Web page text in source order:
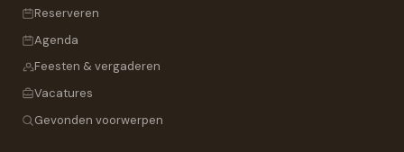
Reserveren
Agenda
Feesten & vergaderen
Vacatures
Gevonden voorwerpen